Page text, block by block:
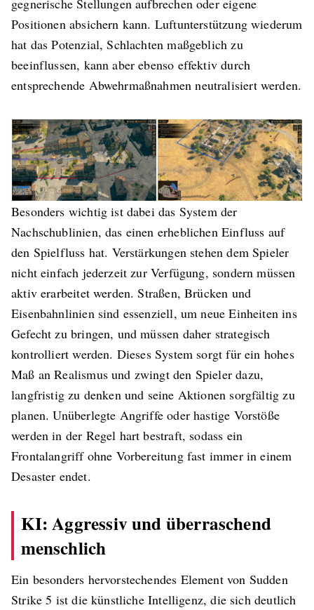
gegnerische Stellungen aufbrechen oder eigene
Positionen absichern kann. Luftunterstützung wiederum
hat das Potenzial, Schlachten maßgeblich zu
beeinflussen, kann aber ebenso effektiv durch
entsprechende Abwehrmaßnahmen neutralisiert werden.
Besonders wichtig ist dabei das System der
Nachschublinien, das einen erheblichen Einfluss auf
den Spielfluss hat. Verstärkungen stehen dem Spieler
nicht einfach jederzeit zur Verfügung, sondern müssen
aktiv erarbeitet werden. Straßen, Brücken und
Eisenbahnlinien sind essenziell, um neue Einheiten ins
Gefecht zu bringen, und müssen daher strategisch
kontrolliert werden. Dieses System sorgt für ein hohes
Maß an Realismus und zwingt den Spieler dazu,
langfristig zu denken und seine Aktionen sorgfältig zu
planen. Unüberlegte Angriffe oder hastige Vorstöße
werden in der Regel hart bestraft, sodass ein
Frontalangriff ohne Vorbereitung fast immer in einem
Desaster endet.
KI: Aggressiv und überraschend
menschlich
Ein besonders hervorstechendes Element von Sudden
Strike 5 ist die künstliche Intelligenz, die sich deutlich